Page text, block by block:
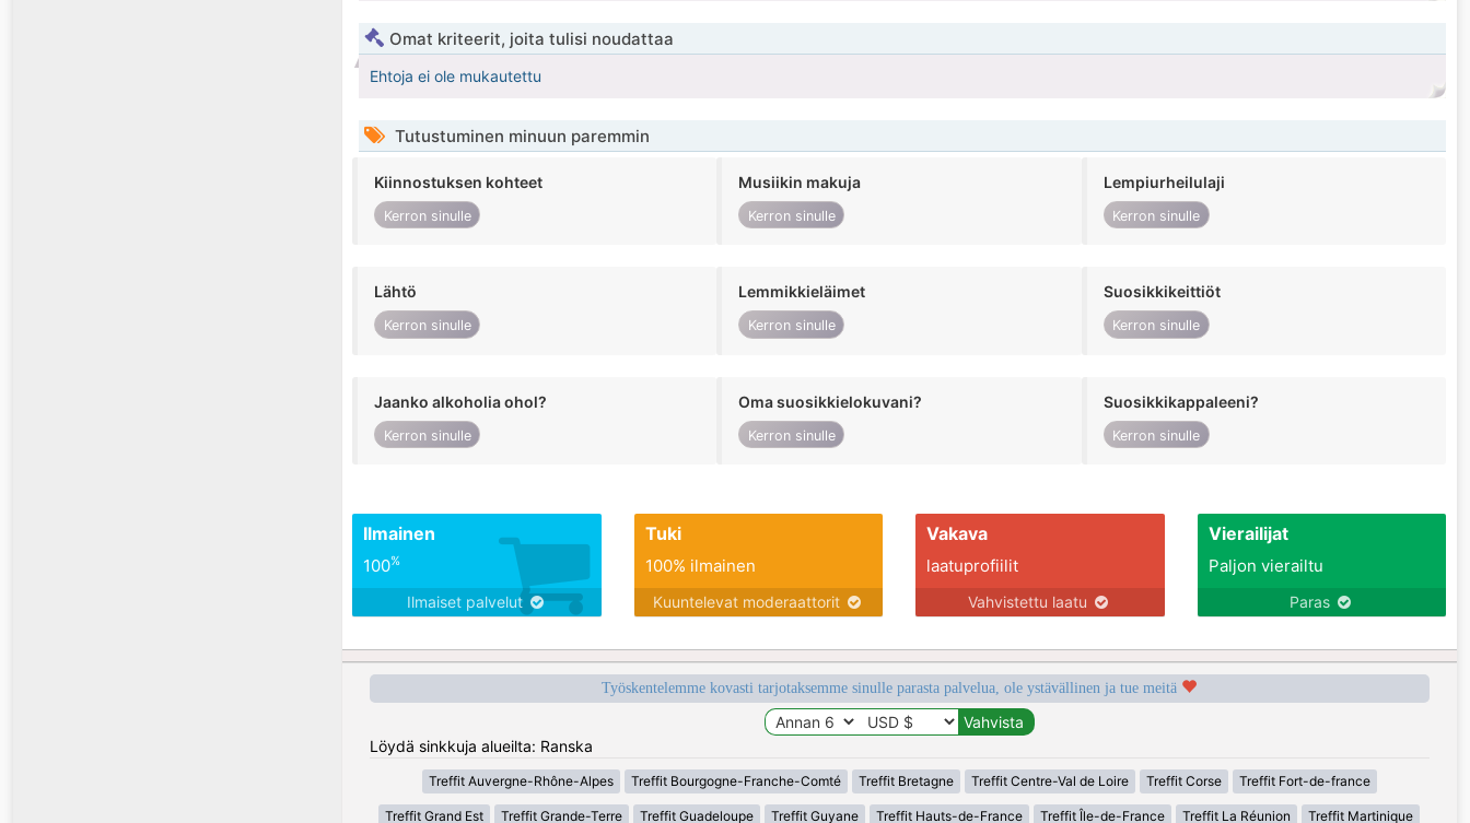
Omat kriteerit, joita tulisi noudattaa
Ehtoja ei ole mukautettu
Tutustuminen minuun paremmin
Kiinnostuksen kohteet
Kerron sinulle
Musiikin makuja
Kerron sinulle
Lempiurheilulaji
Kerron sinulle
Lähtö
Kerron sinulle
Lemmikkieläimet
Kerron sinulle
Suosikkikeittiöt
Kerron sinulle
Jaanko alkoholia ohol?
Kerron sinulle
Oma suosikkielokuvani?
Kerron sinulle
Suosikkikappaleeni?
Kerron sinulle
Ilmainen
100%
Ilmaiset palvelut
Tuki
100% ilmainen
Kuuntelevat moderaattorit
Vakava
laatuprofiilit
Vahvistettu laatu
Vierailijat
Paljon vierailtu
Paras
Työskentelemme kovasti tarjotaksemme sinulle parasta palvelua, ole ystävällinen ja tue meitä
Löydä sinkkuja alueilta: Ranska
Treffit Auvergne-Rhône-Alpes Treffit Bourgogne-Franche-Comté Treffit Bretagne Treffit Centre-Val de Loire Treffit Corse Treffit Fort-de-france
Treffit Grand Est Treffit Grande-Terre Treffit Guadeloupe Treffit Guyane Treffit Hauts-de-France Treffit Île-de-France Treffit La Réunion Treffit Martinique